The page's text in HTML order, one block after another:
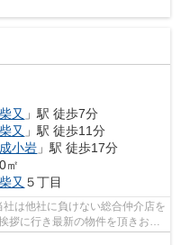
又 」駅 徒歩7分
柴又 」駅 徒歩11分
小岩 」駅 徒歩17分
㎡
柴又 ５丁目
は他社に負けない総合仲介店を
拶に行き最新の物件を頂きお客